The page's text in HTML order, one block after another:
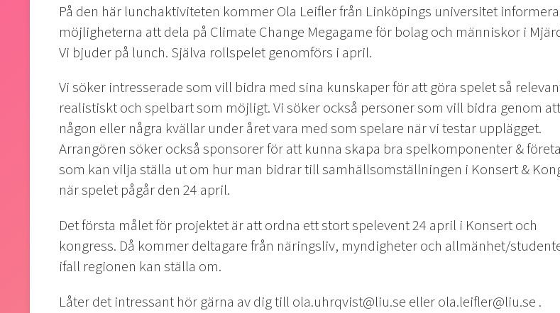
På den här lunchaktiviteten kommer Ola Leifler från Linköpings universitet
möjligheterna att dela på Climate Change Megagame för bolag och människor i
Vi bjuder på lunch. Själva rollspelet genomförs i april.
Vi söker intresserade som vill bidra med sina kunskaper för att göra spelet så
realistiskt och spelbart som möjligt. Vi söker också personer som vill bidra genom
någon eller några kvällar under året vara med som spelare när vi testar upplägget.
Arrangören söker också sponsorer för att kunna skapa bra spelkomponenter &
som kan vilja ställa ut om hur man bidrar till samhällsomställningen i Konsert &
när spelet pågår den 24 april.
Det första målet för projektet är att ordna ett stort spelevent 24 april i Konsert och
kongress. Då kommer deltagare från näringsliv, myndigheter och allmänhet/
ifall regionen kan ställa om.
Låter det intressant hör gärna av dig till ola.uhrqvist@liu.se eller ola.leifler@liu.se .